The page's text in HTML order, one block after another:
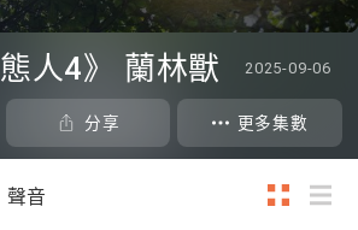
人4》 蘭林獸 2025-09-06
分享 更多集數
聲音